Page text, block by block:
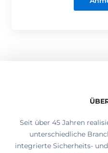
Seit über 45 Jahren
unterschiedliche
integrierte Sicherheits-